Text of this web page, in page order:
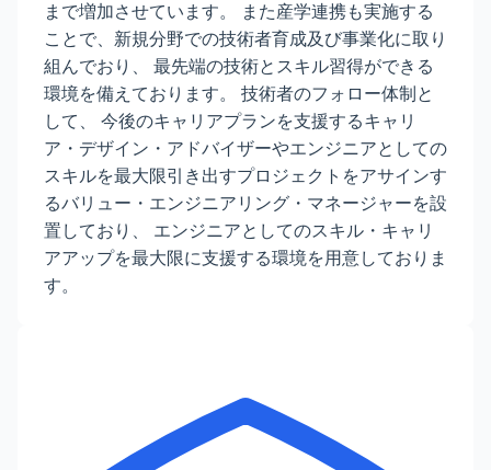
まで増加させています。 また産学連携も実施する
ことで、新規分野での技術者育成及び事業化に取り
組んでおり、 最先端の技術とスキル習得ができる
環境を備えております。 技術者のフォロー体制と
して、 今後のキャリアプランを支援するキャリ
ア・デザイン・アドバイザーやエンジニアとしての
スキルを最大限引き出すプロジェクトをアサインす
るバリュー・エンジニアリング・マネージャーを設
置しており、 エンジニアとしてのスキル・キャリ
アアップを最大限に支援する環境を用意しておりま
す。